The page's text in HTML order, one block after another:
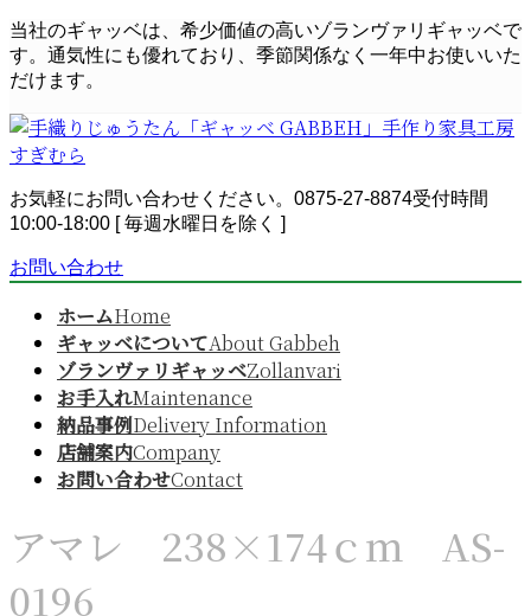
コ
ン
テ
ツ
へ
キ
ッ
ナ
ビ
ゲ
シ
ョ
に
移
当社のギャッベは、希少価値の高いゾランヴァリギャッベで
す。通気性にも優れており、季節関係なく一年中お使いいた
だけます。
お気軽にお問い合わせください。 0875-27-8874受付時間
10:00-18:00 [ 毎週水曜日を除く ]
お問い合わせ
ホームHome
ギャッベについてAbout Gabbeh
ゾランヴァリギャッベZollanvari
お手入れMaintenance
納品事例Delivery Information
店舗案内Company
お問い合わせContact
アマレ 238×174ｃｍ AS-
0196